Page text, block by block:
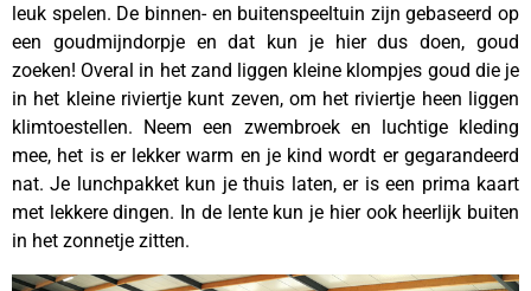
leuk spelen. De binnen- en buitenspeeltuin zijn gebaseerd op
een goudmijndorpje en dat kun je hier dus doen, goud
zoeken! Overal in het zand liggen kleine klompjes goud die je
in het kleine riviertje kunt zeven, om het riviertje heen liggen
klimtoestellen. Neem een zwembroek en luchtige kleding
mee, het is er lekker warm en je kind wordt er gegarandeerd
nat. Je lunchpakket kun je thuis laten, er is een prima kaart
met lekkere dingen. In de lente kun je hier ook heerlijk buiten
in het zonnetje zitten.